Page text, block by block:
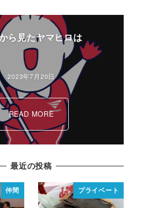
ら見たヤマヒロは
2023年7月20日
READ MORE
最近の投稿
仲間 プライベート